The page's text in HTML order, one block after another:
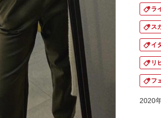
ラ
ス
イ
リ
フ
2020